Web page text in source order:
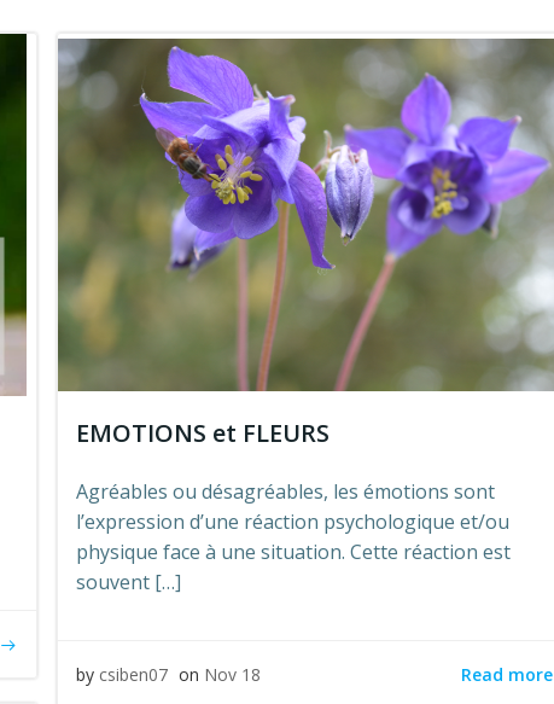
EMOTIONS et FLEURS
Agréables ou désagréables, les émotions sont
l’expression d’une réaction psychologique et/ou
physique face à une situation. Cette réaction est
souvent […]
by csiben07 on Nov 18 Read more